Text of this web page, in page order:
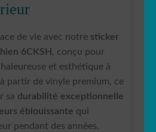
de vie avec notre sticker
6CKSH , conçu pour
et esthétique à
partir de vinyle premium, ce
sa durabilité exceptionnelle
éblouissante qui
pendant des années.